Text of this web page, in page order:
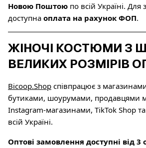
Новою Поштою по всій Україні. Для
доступна оплата на рахунок ФОП.
ЖІНОЧІ КОСТЮМИ З
ВЕЛИКИХ РОЗМІРІВ
Bicoop.Shop співпрацює з
бутиками, шоурумами, продавцями
Instagram-магазинами, TikTok Shop
всій Україні.
Оптові замовлення доступні від